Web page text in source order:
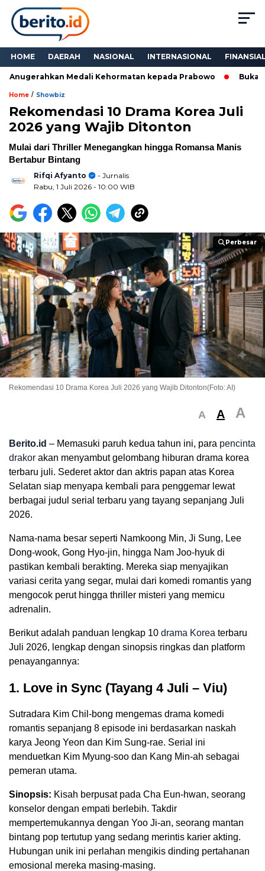
HOME DAERAH NASIONAL INTERNASIONAL
Medali Kehormatan kepada Prabowo Bukan
Home / Showbiz
Rekomendasi 10 Drama Korea Juli
2026 yang Wajib Ditonton
Mulai dari Thriller Menegangkan hingga Romansa Manis
Bertabur Bintang
Rifqi Afyanto
- Jurnalis
Rabu, 1 Juli 2026 - 10:00 WIB
Perbesar
Perbesar
Rekomendasi 10 Drama Korea Juli 2026 yang Wajib Ditonton(Foto: AI)
A A A
Berito.id – Memasuki paruh kedua tahun ini, para pencinta
drakor akan menyambut gelombang hiburan drama korea
terbaru juli. Sederet aktor dan aktris papan atas Korea
Selatan siap menyapa kembali para penggemar lewat
berbagai judul serial terbaru yang tayang sepanjang Juli
2026.
Nama-nama besar seperti Namkoong Min, Ji Sung, Lee
Dong-wook, Gong Hyo-jin, hingga Nam Joo-hyuk di
pastikan kembali berakting. Mereka siap menyajikan
variasi cerita yang segar, mulai dari komedi romantis yang
mengocok perut hingga thriller misteri yang memicu
adrenalin.
Berikut adalah panduan lengkap 10 drama Korea terbaru
Juli 2026, lengkap dengan sinopsis ringkas dan platform
penayangannya:
1. Love in Sync (Tayang 4 Juli – Viu)
Sutradara Kim Chil-bong mengemas drama komedi
romantis sepanjang 8 episode ini berdasarkan naskah
karya Jeong Yeon dan Kim Sung-rae. Serial ini
menduetkan Kim Myung-soo dan Kang Min-ah sebagai
pemeran utama.
Sinopsis: Kisah berpusat pada Cha Eun-hwan, seorang
konselor dengan empati berlebih. Takdir
mempertemukannya dengan Yoo Ji-an, seorang mantan
bintang pop tertutup yang sedang merintis karier akting.
Hubungan unik ini perlahan mengikis dinding pertahanan
emosional mereka masing-masing.